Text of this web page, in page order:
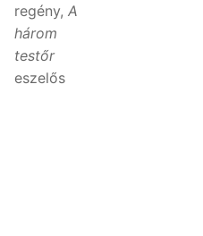
regény, A
három
testőr
eszelős